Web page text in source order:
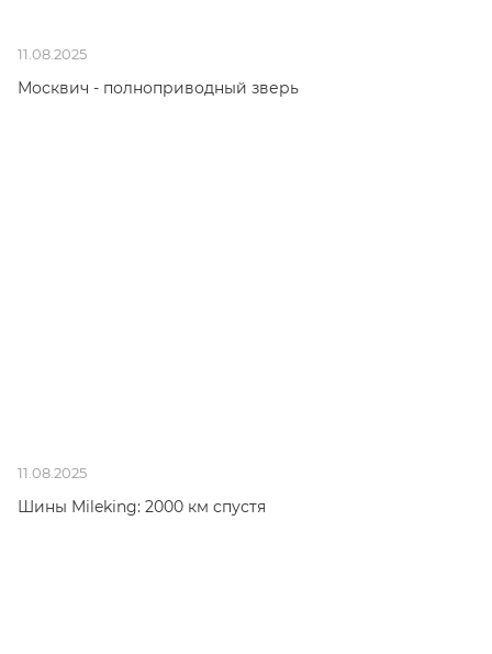
11.08.2025
Москвич - полноприводный зверь
11.08.2025
Шины Mileking: 2000 км спустя